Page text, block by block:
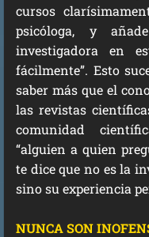
cursos
psicóloga, y
investigadora en
fácilmente”. Esto
saber más que el
las revistas
comunidad
“alguien a quien
te dice que no es la
sino su experiencia
NUNCA SON